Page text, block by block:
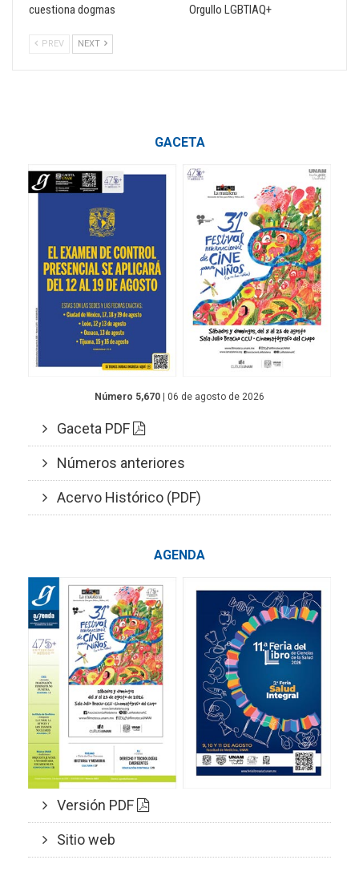
cuestiona dogmas
Orgullo LGBTIAQ+
PREV NEXT
GACETA
Número 5,670 | 06 de agosto de 2026
Gaceta PDF
Números anteriores
Acervo Histórico (PDF)
AGENDA
Versión PDF
Sitio web